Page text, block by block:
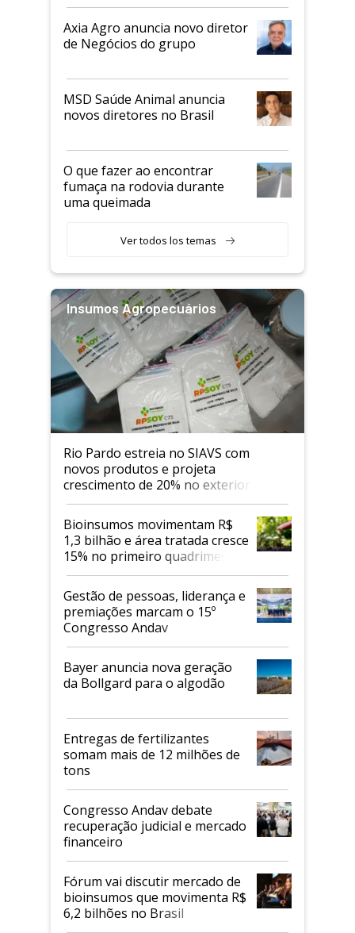
Axia Agro anuncia novo diretor
de Negócios do grupo
MSD Saúde Animal anuncia
novos diretores no Brasil
O que fazer ao encontrar
fumaça na rodovia durante
uma queimada
Ver todos los temas
Insumos Agropecuários
Rio Pardo estreia no SIAVS com
novos produtos e projeta
crescimento de 20% no exterior
Bioinsumos movimentam R$
1,3 bilhão e área tratada cresce
15% no primeiro quadrimestre
de 2026
Gestão de pessoas, liderança e
premiações marcam o 15º
Congresso Andav
Bayer anuncia nova geração
da Bollgard para o algodão
Entregas de fertilizantes
somam mais de 12 milhões de
tons
Congresso Andav debate
recuperação judicial e mercado
financeiro
Fórum vai discutir mercado de
bioinsumos que movimenta R$
6,2 bilhões no Brasil